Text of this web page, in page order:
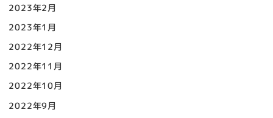
2023年2月
2023年1月
2022年12月
2022年11月
2022年10月
2022年9月